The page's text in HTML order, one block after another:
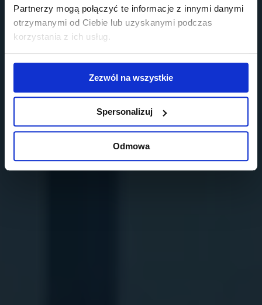
Partnerzy mogą połączyć te informacje z innymi danymi
otrzymanymi od Ciebie lub uzyskanymi podczas
korzystania z ich usług.
Zezwól na wszystkie
Spersonalizuj
Odmowa